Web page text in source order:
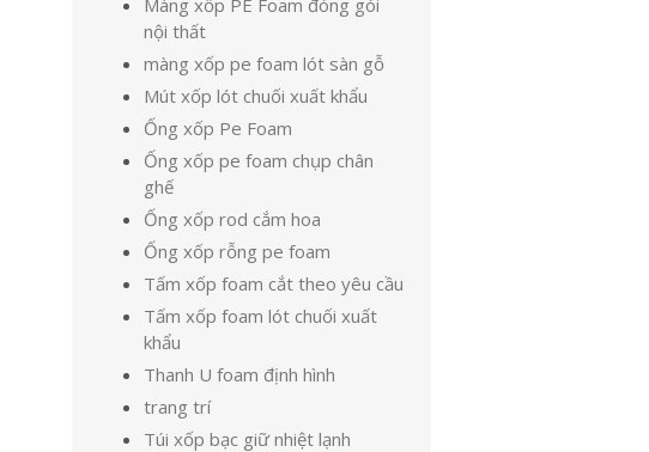
Màng xốp PE Foam đóng gói
nội thất
màng xốp pe foam lót sàn gỗ
Mút xốp lót chuối xuất khẩu
Ống xốp Pe Foam
Ống xốp pe foam chụp chân
ghế
Ống xốp rod cắm hoa
Ống xốp rỗng pe foam
Tấm xốp foam cắt theo yêu cầu
Tấm xốp foam lót chuối xuất
khẩu
Thanh U foam định hình
trang trí
Túi xốp bạc giữ nhiệt lạnh